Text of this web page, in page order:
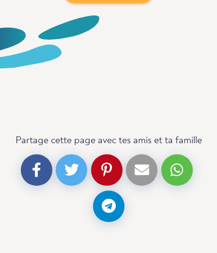
Partage cette page avec tes amis et ta famille